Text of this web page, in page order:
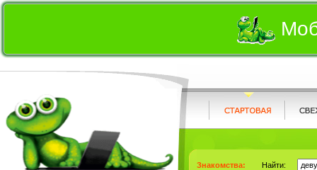
Знакомства: Найти: